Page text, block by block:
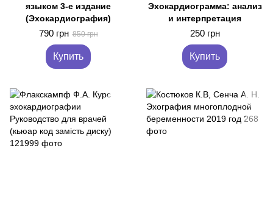
языком 3-е издание
(Эхокардиография)
790 грн 850 грн
Купить
Эхокардиограмма: анализ
и интерпретация
250 грн
Купить